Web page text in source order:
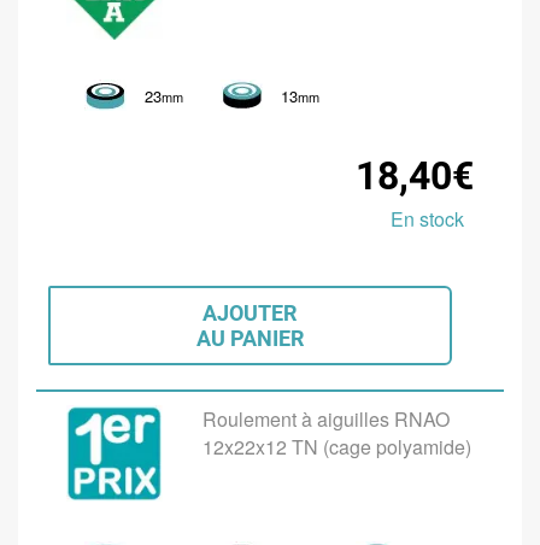
23mm 13mm
18,40€
En stock
AJOUTER
AU PANIER
Roulement à aiguilles RNAO
12x22x12 TN (cage polyamide)